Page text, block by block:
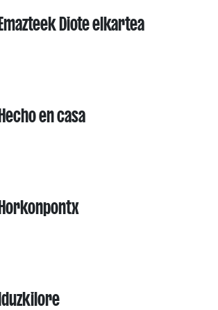
Emazteek Diote elkartea
Hecho en casa
Horkonpontx
Iduzkilore